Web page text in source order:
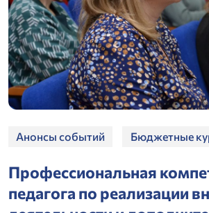
Анонсы событий Бюджетные
Профессиональная
педагога по реализации